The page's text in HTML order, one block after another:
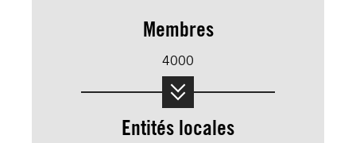
Membres
4000
Entités locales